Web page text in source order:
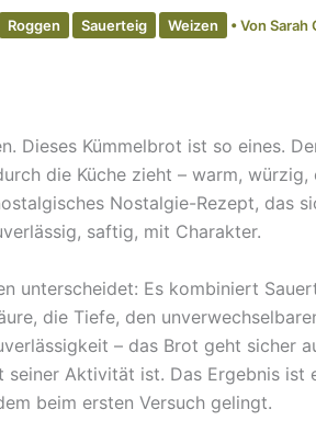
Roggen Sauerteig Weizen • Von Sarah
Dieses Kümmelbrot ist so eines.
die Küche zieht – warm, würzig,
Nostalgie-Rezept, das
saftig, mit Charakter.
unterscheidet: Es kombiniert
die Tiefe, den
– das Brot geht sicher
Aktivität ist. Das Ergebnis ist
beim ersten Versuch gelingt.